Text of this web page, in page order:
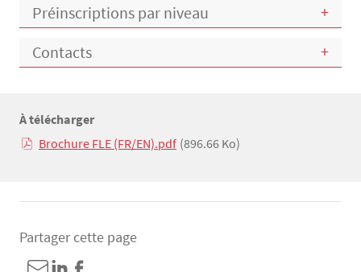
Préinscriptions par niveau
Contacts
Texte
À télécharger
Brochure FLE (FR/EN).pdf (896.66 Ko)
Partager cette page